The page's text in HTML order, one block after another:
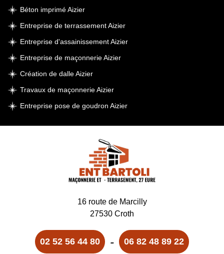
Béton imprimé Aizier
Entreprise de terrassement Aizier
Entreprise d'assainissement Aizier
Entreprise de maçonnerie Aizier
Création de dalle Aizier
Travaux de maçonnerie Aizier
Entreprise pose de goudron Aizier
16 route de Marcilly
27530 Croth
02 52 56 44 80 - 06 82 48 89 22